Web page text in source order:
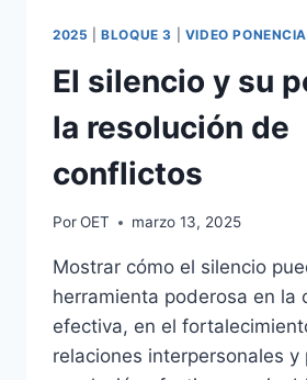
2025 |BLOQUE 3 VIDEO
El silencio y su
la resolución de
conflictos
PorOET marzo 13, 2025
Mostrar cómo el silencio
herramienta poderosa en la
efectiva, en el
relaciones interpersonales y